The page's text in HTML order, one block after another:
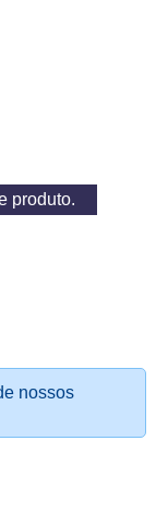
produto.
nossos